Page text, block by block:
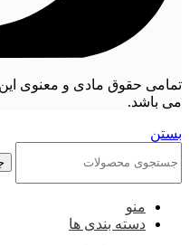
تمامی حقوق مادی و معنوی این
می باشد.
بستن
منو
دسته بندی ها